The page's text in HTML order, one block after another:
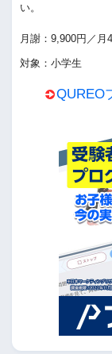
い。
月謝：9,900円／月
対象：小学生
QUREO